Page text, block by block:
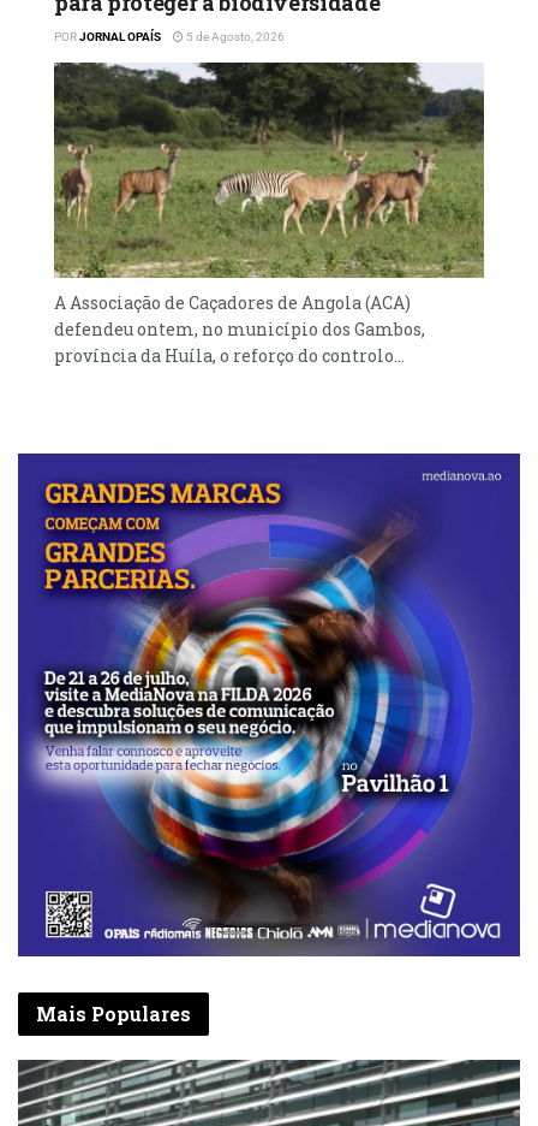
PORJORNAL OPAÍS 5 de Agosto, 2026
A Associação de Caçadores de Angola (ACA)
defendeu ontem, no município dos Gambos,
província da Huíla, o reforço do controlo...
Mais Populares